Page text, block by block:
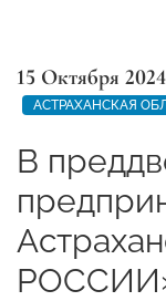
15 Октября 2024
АСТРАХАНСКАЯ
В